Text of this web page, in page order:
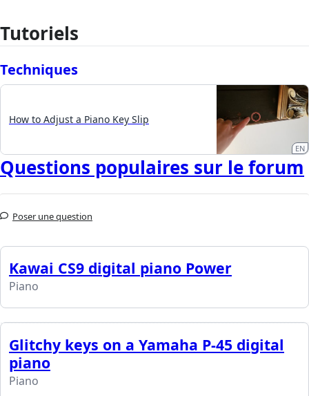
Tutoriels
Techniques
How to Adjust a Piano Key Slip
EN
Questions populaires sur le forum
Poser une question
Kawai CS9 digital piano Power
Piano
Glitchy keys on a Yamaha P-45 digital
piano
Piano